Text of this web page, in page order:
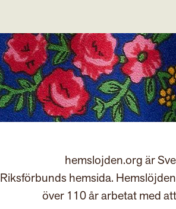
hemslojden.org är
Riksförbunds hemsida.
över 110 år arbetat med